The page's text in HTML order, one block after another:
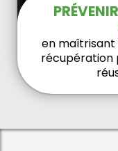
en
récupération